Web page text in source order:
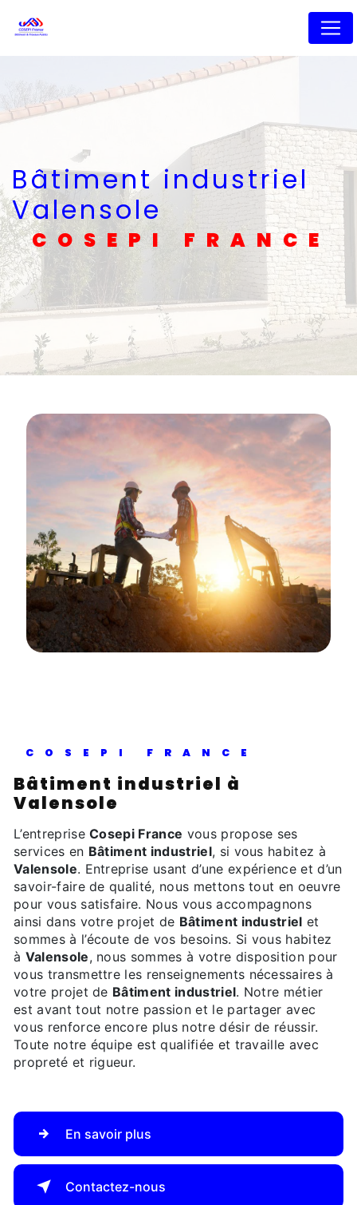
Bâtiment industriel
Valensole
COSEPI FRANCE
COSEPI FRANCE
Bâtiment industriel à
Valensole
L’entrepriseCosepi France vous propose ses
services en Bâtiment industriel, si vous habitez à
Valensole. Entreprise usant d’une expérience et d’un
savoir-faire de qualité, nous mettons tout en oeuvre
pour vous satisfaire. Nous vous accompagnons
ainsi dans votre projet de Bâtiment industriel et
sommes à l’écoute de vos besoins. Si vous habitez
à Valensole, nous sommes à votre disposition pour
vous transmettre les renseignements nécessaires à
votre projet de Bâtiment industriel. Notre métier
est avant tout notre passion et le partager avec
vous renforce encore plus notre désir de réussir.
Toute notre équipe est qualifiée et travaille avec
propreté et rigueur.
En savoir plus
Contactez-nous